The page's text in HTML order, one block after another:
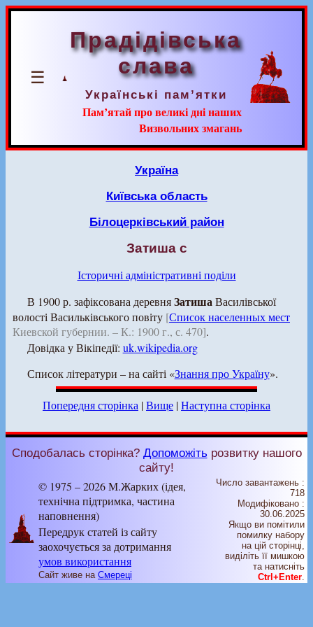
☰
Прадідівська
слава
Українські пам’ятки
Пам’ятай про великі дні наших
Визвольних змагань
Україна
Київська область
Білоцерківський район
Затиша с
Історичні адміністративні поділи
В 1900 р. зафіксована деревняЗатиша Василівської
волості Васильківського повіту [Список населенных мест
Киевской губернии. – К.: 1900 г., с. 470].
Довідка у Вікіпедії: uk.wikipedia.org
Список літератури – на сайті «Знання про Україну».
Попередня сторінка |Вище |Наступна сторінка
Сподобалась сторінка? Допоможітьрозвитку нашого
сайту!
© 1975 – 2026 М.Жарких (ідея,
технічна підтримка, частина
наповнення)
Передрук статей із сайту
заохочується за дотримання
умов використання
Сайт живе на Смереці
Число завантажень :
718
Модифіковано :
30.06.2025
Якщо ви помітили
помилку набору
на цiй сторiнцi,
видiлiть її мишкою
та натисніть
Ctrl+Enter.